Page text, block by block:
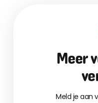
Meer
Meld je aan